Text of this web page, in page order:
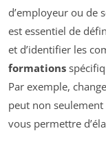
d’employeur ou de
est essentiel de
et d’identifier les
formations
Par exemple,
peut non
vous permettre